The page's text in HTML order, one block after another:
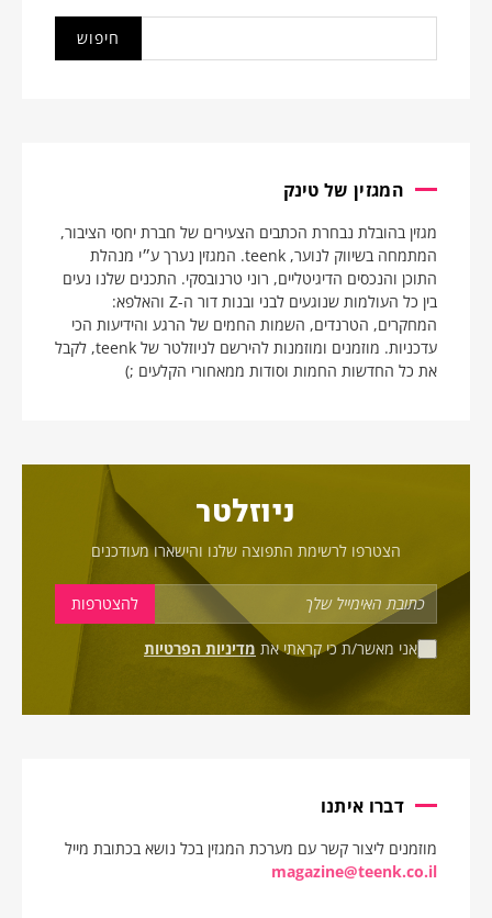
המגזין של טינק
מגזין בהובלת נבחרת הכתבים הצעירים של חברת יחסי הציבור,
המתמחה בשיווק לנוער, teenk. המגזין נערך ע״י מנהלת
התוכן והנכסים הדיגיטליים, רוני טרנובסקי. התכנים שלנו נעים
בין כל העולמות שנוגעים לבני ובנות דור ה-Z והאלפא:
המחקרים, הטרנדים, השמות החמים של הרגע והידיעות הכי
עדכניות. מוזמנים ומוזמנות להירשם לניוזלטר של teenk, לקבל
את כל החדשות החמות וסודות ממאחורי הקלעים ;)
ניוזלטר
הצטרפו לרשימת התפוצה שלנו והישארו מעודכנים
אני מאשר/ת כי קראתי את מדיניות הפרטיות
דברו איתנו
מוזמנים ליצור קשר עם מערכת המגזין בכל נושא בכתובת מייל
magazine@teenk.co.il